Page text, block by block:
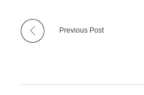
Previous Post